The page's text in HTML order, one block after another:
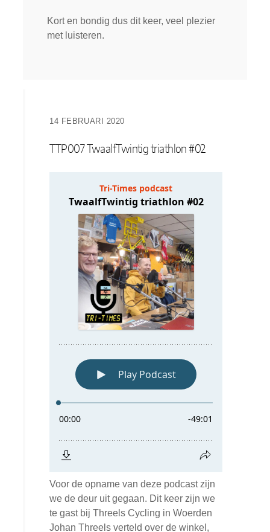
Kort en bondig dus dit keer, veel plezier
met luisteren.
14 FEBRUARI 2020
TTP007 TwaalfTwintig triathlon #02
Voor de opname van deze podcast zijn
we de deur uit gegaan. Dit keer zijn we
te gast bij Threels Cycling in Woerden
Johan Threels verteld over de winkel,